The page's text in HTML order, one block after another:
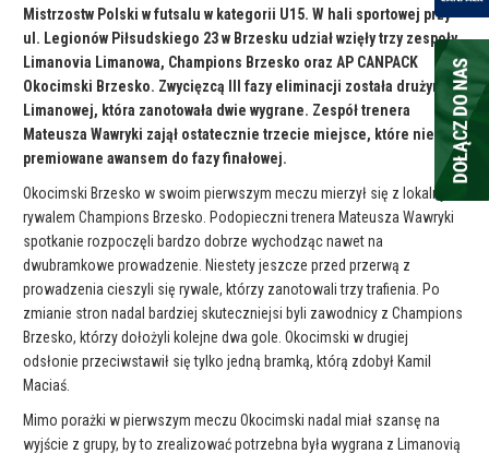
Mistrzostw Polski w futsalu w kategorii U15. W hali sportowej przy
ul. Legionów Piłsudskiego 23 w Brzesku udział wzięły trzy zespoły
Limanovia Limanowa, Champions Brzesko oraz AP CANPACK
Okocimski Brzesko. Zwycięzcą III fazy eliminacji została drużyna z
Limanowej, która zanotowała dwie wygrane. Zespół trenera
Mateusza Wawryki zajął ostatecznie trzecie miejsce, które nie było
premiowane awansem do fazy finałowej.
Okocimski Brzesko w swoim pierwszym meczu mierzył się z lokalnym
rywalem Champions Brzesko. Podopieczni trenera Mateusza Wawryki
spotkanie rozpoczęli bardzo dobrze wychodząc nawet na
dwubramkowe prowadzenie. Niestety jeszcze przed przerwą z
prowadzenia cieszyli się rywale, którzy zanotowali trzy trafienia. Po
zmianie stron nadal bardziej skuteczniejsi byli zawodnicy z Champions
Brzesko, którzy dołożyli kolejne dwa gole. Okocimski w drugiej
odsłonie przeciwstawił się tylko jedną bramką, którą zdobył Kamil
Maciaś.
Mimo porażki w pierwszym meczu Okocimski nadal miał szansę na
wyjście z grupy, by to zrealizować potrzebna była wygrana z Limanovią